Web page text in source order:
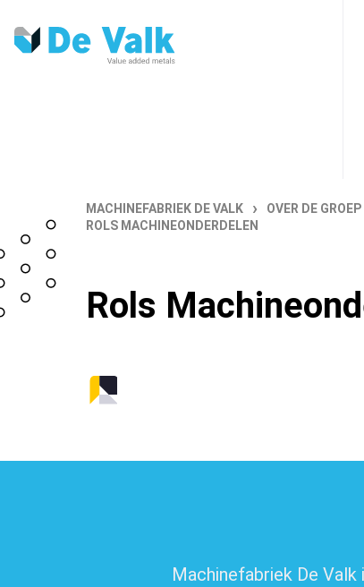
MACHINEFABRIEK DE VALK › OVER DE GROEP
ROLS MACHINEONDERDELEN
Rols
Machinefabriek De